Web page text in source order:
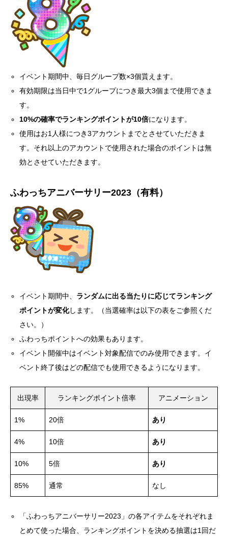
イベント期間中、毎日グループ数×3個貰えます。
有効期限は当日中で1グループにつき最大3個まで使用できま
す。
10%の確率でランキングポイントが10倍になります。
使用はお1人様につき3アカウントまでとさせていただきま
す。それ以上のアカウントで使用された場合のポイントは無
効とさせていただきます。
ふわっちアニバーサリー2023（有料）
イベント期間中、 ランダムに出る当たりに応じてランキング
ポイントが変化します。（当選確率は以下の表をご参照くだ
さい。）
ふわっちポイントへの効果もあります。
イベント開催中はイベント対象配信でのみ使用できます。イ
ベント終了後はどの配信でも使用できるようになります。
出現率 ランキングポイント倍率 アニメーション
1% 20倍 あり
4% 10倍 あり
10% 5倍 あり
85% 通常 なし
「ふわっちアニバーサリー2023」の各アイテムをそれぞれま
とめて使った場合、ランキングポイントを決める抽選は1回だ